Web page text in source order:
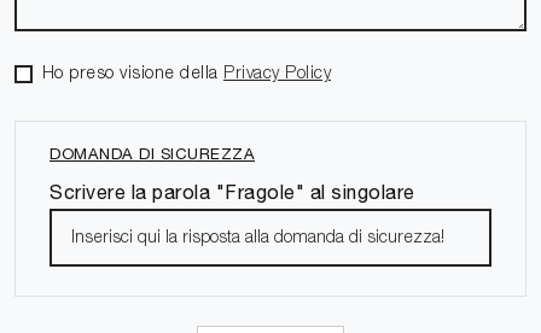
Ho preso visione della Privacy Policy
DOMANDA DI SICUREZZA
Scrivere la parola "Fragole" al singolare